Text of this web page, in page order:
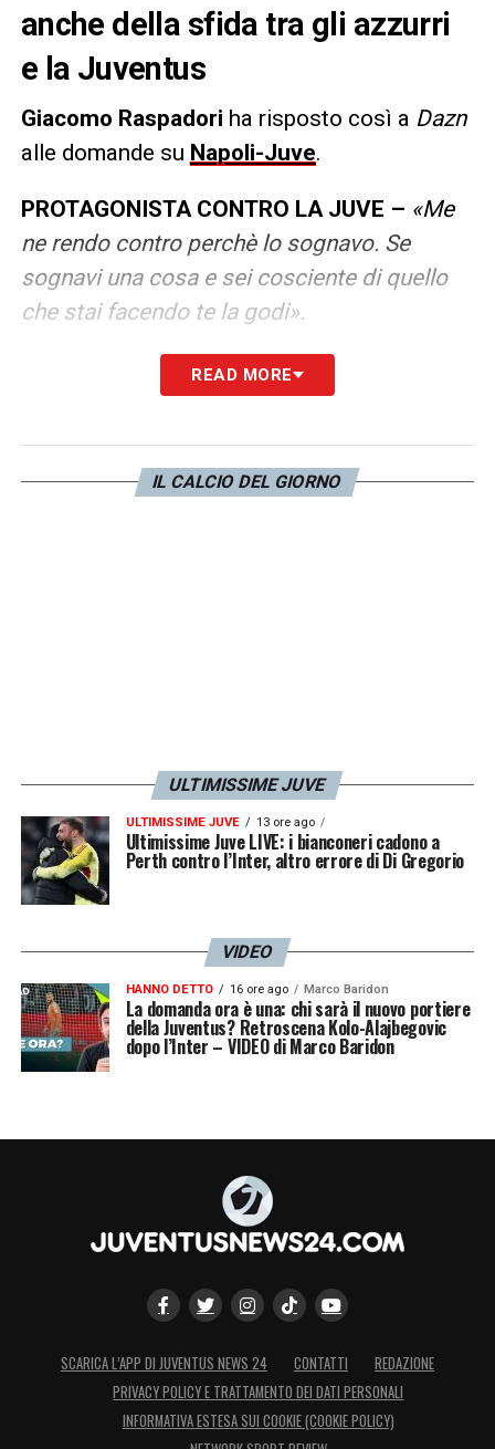
anche della sfida tra gli azzurri
e la Juventus
Giacomo Raspadori ha risposto così a Dazn
alle domande su Napoli-Juve.
PROTAGONISTA CONTRO LA JUVE – «Me
ne rendo contro perchè lo sognavo. Se
sognavi una cosa e sei cosciente di quello
che stai facendo te la godi».
LA PLAYLIST DELLE NOSTRE TOP NEWS
READ MORE
IL CALCIO DEL GIORNO
ULTIMISSIME JUVE
ULTIMISSIME JUVE 13 ore ago
Ultimissime Juve LIVE: i bianconeri cadono a
Perth contro l’Inter, altro errore di Di Gregorio
VIDEO
HANNO DETTO 16 ore ago Marco Baridon
La domanda ora è una: chi sarà il nuovo portiere
della Juventus? Retroscena Kolo-Alajbegovic
dopo l’Inter – VIDEO di Marco Baridon
SCARICA L’APP DI JUVENTUS NEWS 24 CONTATTI
REDAZIONE
PRIVACY POLICY E TRATTAMENTO DEI DATI PERSONALI
INFORMATIVA ESTESA SUI COOKIE (COOKIE POLICY)